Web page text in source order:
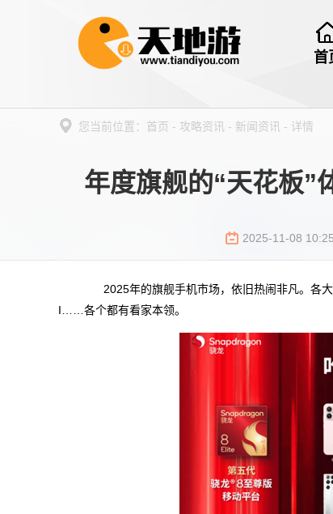
首
您当前位置： 首页 - 攻略资讯 - 新闻资讯 - 详情
年度旗舰的“天花板”
2025-11-08
2025年的旗舰手机市场，依旧热闹非凡。各大
I……各个都有看家本领。